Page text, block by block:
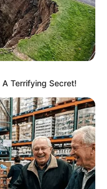
Terrifying Secret!